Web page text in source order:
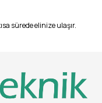
sürede elinize ulaşır.